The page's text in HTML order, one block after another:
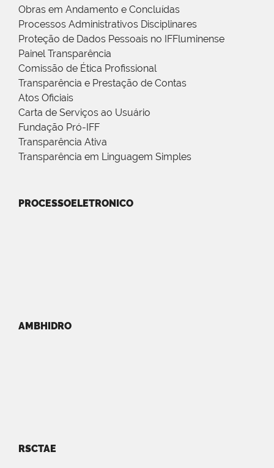
Obras em Andamento e Concluídas
Processos Administrativos Disciplinares
Proteção de Dados Pessoais no IFFluminense
Painel Transparência
Comissão de Ética Profissional
Transparência e Prestação de Contas
Atos Oficiais
Carta de Serviços ao Usuário
Fundação Pró-IFF
Transparência Ativa
Transparência em Linguagem Simples
PROCESSOELETRONICO
AMBHIDRO
RSCTAE